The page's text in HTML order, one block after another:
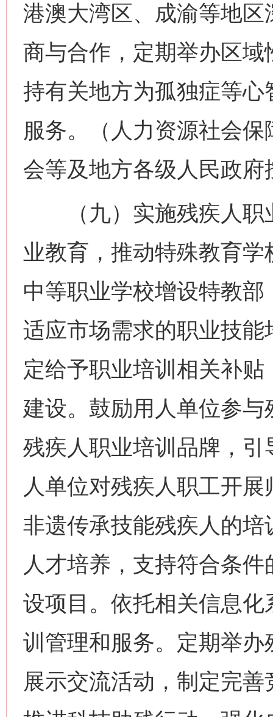
港澳大湾区、成渝等地
商与合作，定期举办区
持有关地方为孤独症等
服务。（人力资源社会
会等及地方各级人民政
（九）实施残疾人职
业教育，推动特殊教育
中等职业学校增设特教
适应市场需求的职业技
定给予职业培训相关补
建设。鼓励用人单位参
残疾人职业培训品牌，
人单位对残疾人职工开
非遗传承技能残疾人的
人才培养，支持符合条
设项目。依托相关信息
训管理和服务。定期举
展示交流活动，制定完